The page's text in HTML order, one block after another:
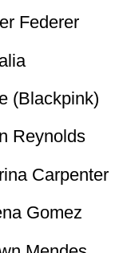
Federer
(Blackpink)
Reynolds
Carpenter
Gomez